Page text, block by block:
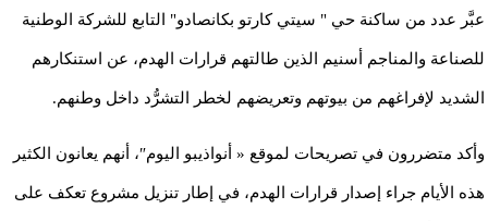
عبَّر عدد من ساكنة حي " سيتي كارتو بكانصادو" التابع للشركة الوطنية
للصناعة والمناجم أسنيم الذين طالتهم قرارات الهدم، عن استنكارهم
الشديد لإفراغهم من بيوتهم وتعريضهم لخطر التشرُّد داخل وطنهم.
وأكد متضررون في تصريحات لموقع « أنواذيبو اليوم″، أنهم يعانون الكثير
هذه الأيام جراء إصدار قرارات الهدم، في إطار تنزيل مشروع تعكف على